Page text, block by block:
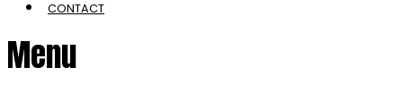
CONTACT
Menu